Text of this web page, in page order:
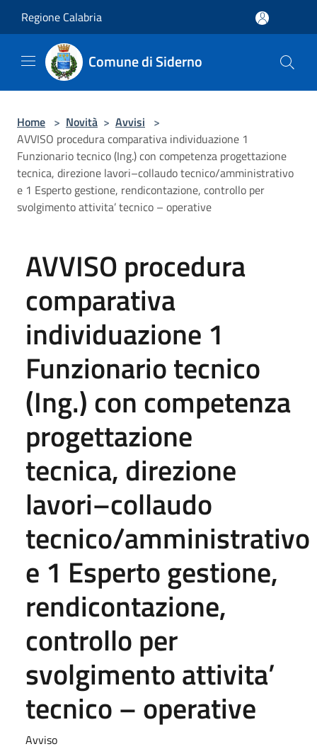
Regione Calabria
Comune di Siderno
Home > Novità > Avvisi >
AVVISO procedura comparativa individuazione 1
Funzionario tecnico (Ing.) con competenza progettazione
tecnica, direzione lavori–collaudo tecnico/amministrativo
e 1 Esperto gestione, rendicontazione, controllo per
svolgimento attivita’ tecnico – operative
AVVISO procedura
comparativa
individuazione 1
Funzionario tecnico
(Ing.) con competenza
progettazione
tecnica, direzione
lavori–collaudo
tecnico/amministrativo
e 1 Esperto gestione,
rendicontazione,
controllo per
svolgimento attivita’
tecnico – operative
Avviso